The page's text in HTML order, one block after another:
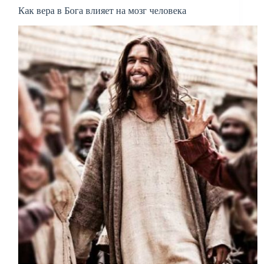
Как вера в Бога влияет на мозг человека